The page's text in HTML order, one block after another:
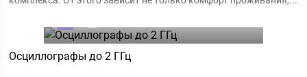
Осциллографы до 2 ГГц